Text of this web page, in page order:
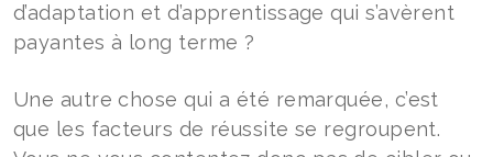
d’adaptation et d’apprentissage qui s’avèrent
payantes à long terme ?
Une autre chose qui a été remarquée, c’est
que les facteurs de réussite se regroupent.